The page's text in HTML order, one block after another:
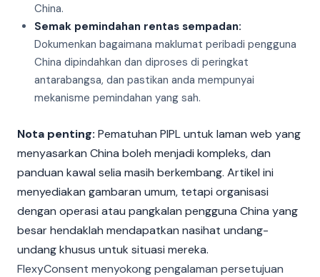
China.
Semak pemindahan rentas sempadan:
Dokumenkan bagaimana maklumat peribadi pengguna
China dipindahkan dan diproses di peringkat
antarabangsa, dan pastikan anda mempunyai
mekanisme pemindahan yang sah.
Nota penting: Pematuhan PIPL untuk laman web yang
menyasarkan China boleh menjadi kompleks, dan
panduan kawal selia masih berkembang. Artikel ini
menyediakan gambaran umum, tetapi organisasi
dengan operasi atau pangkalan pengguna China yang
besar hendaklah mendapatkan nasihat undang-
undang khusus untuk situasi mereka.
FlexyConsent menyokong pengalaman persetujuan